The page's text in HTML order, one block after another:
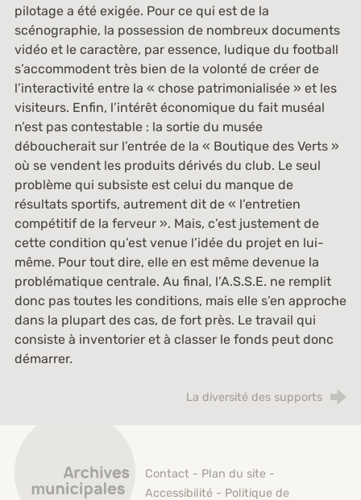
pilotage a été exigée. Pour ce qui est de la
scénographie, la possession de nombreux documents
vidéo et le caractère, par essence, ludique du football
s’accommodent très bien de la volonté de créer de
l’interactivité entre la « chose patrimonialisée » et les
visiteurs. Enfin, l’intérêt économique du fait muséal
n’est pas contestable : la sortie du musée
déboucherait sur l’entrée de la « Boutique des Verts »
où se vendent les produits dérivés du club. Le seul
problème qui subsiste est celui du manque de
résultats sportifs, autrement dit de « l’entretien
compétitif de la ferveur ». Mais, c’est justement de
cette condition qu’est venue l’idée du projet en lui-
même. Pour tout dire, elle en est même devenue la
problématique centrale. Au final, l’A.S.S.E. ne remplit
donc pas toutes les conditions, mais elle s’en approche
dans la plupart des cas, de fort près. Le travail qui
consiste à inventorier et à classer le fonds peut donc
démarrer.
La diversité des supports
Contact - Plan du site -
Accessibilité - Politique de